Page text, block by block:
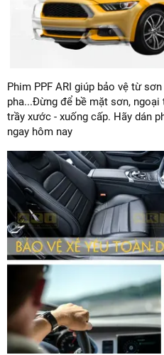
Phim PPF ARI giúp bảo vệ từ
pha...Đừng để bề mặt sơn,
trầy xước - xuống cấp. Hãy dán
ngay hôm nay